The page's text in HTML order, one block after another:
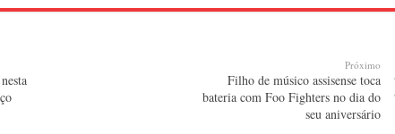
Próximo
Filho de músico assisense toca
bateria com Foo Fighters no dia do
seu aniversário